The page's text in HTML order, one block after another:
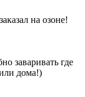
на озоне!
заваривать где
дома!)